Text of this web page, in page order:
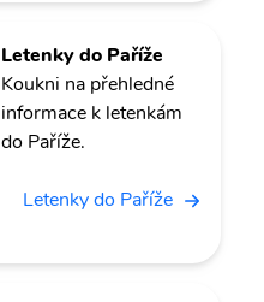
Letenky do Paříže
Koukni na přehledné
informace k letenkám
do Paříže.
Letenky do Paříže